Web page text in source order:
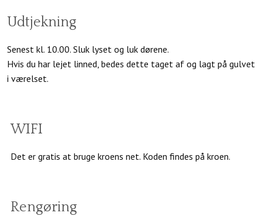
Udtjekning
Senest kl. 10.00. Sluk lyset og luk dørene.
Hvis du har lejet linned, bedes dette taget af og lagt på gulvet
i værelset.
WIFI
Det er gratis at bruge kroens net. Koden findes på kroen.
Rengøring